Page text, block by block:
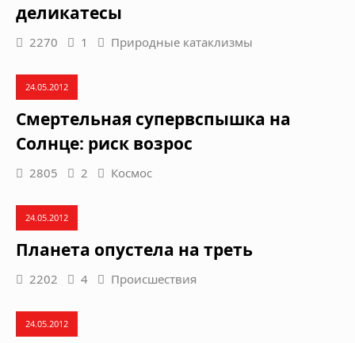
деликатесы
2270 1 Природные катаклизмы
24.05.2012
Смертельная супервспышка на
Солнце: риск возрос
2805 2 Космос
24.05.2012
Планета опустела на треть
2202 4 Происшествия
24.05.2012